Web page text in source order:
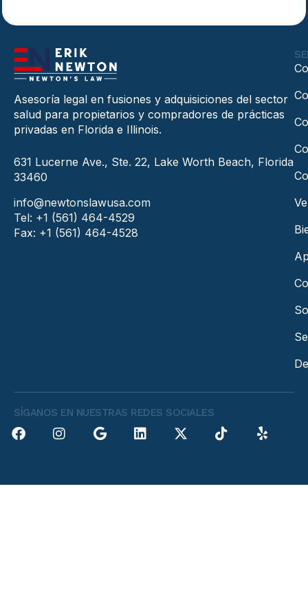
Asesoría legal en fusiones y adquisiciones del sector
salud para propietarios y compradores de prácticas
privadas en Florida e Illinois.
631 Lucerne Ave., Ste. 22, Lake Worth Beach, Florida
33460
info@newtonslawusa.com
Tel: +1 (561) 464-4529
Fax: +1 (561) 464-4528
SÍGANOS EN NUESTRAS REDES SOCIALES